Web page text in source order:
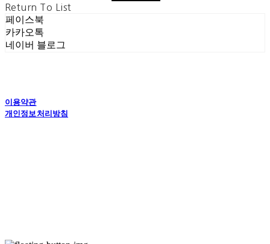
Return To List
페이스북
카카오톡
네이버 블로그
이용약관
개인정보처리방침